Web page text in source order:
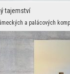
tajemství